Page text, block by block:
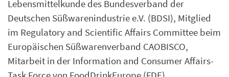
Lebensmittelkunde des Bundesverband der
Deutschen Süßwarenindustrie e.V. (BDSI), Mitglied
im Regulatory and Scientific Affairs Committee beim
Europäischen Süßwarenverband CAOBISCO,
Mitarbeit in der Information and Consumer Affairs-